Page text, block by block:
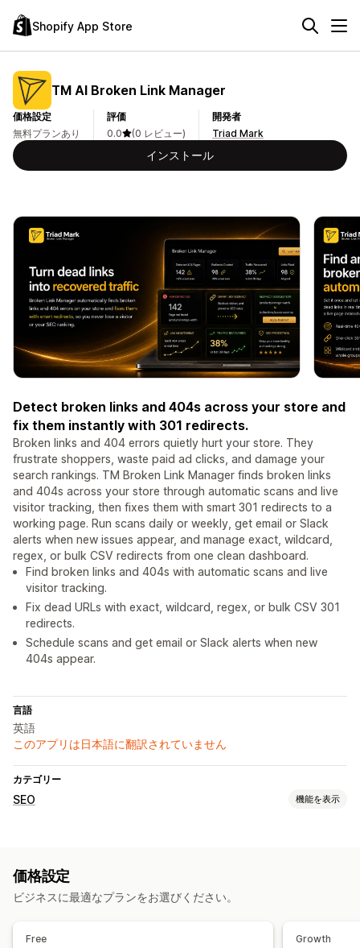
Shopify App Store
TM AI Broken Link Manager
価格設定
無料プランあり
評価
0.0
(0 レビュー)
開発者
Triad Mark
インストール
Detect broken links and 404s across your store and
fix them instantly with 301 redirects.
Broken links and 404 errors quietly hurt your store. They
frustrate shoppers, waste paid ad clicks, and damage your
search rankings. TM Broken Link Manager finds broken links
and 404s across your store through automatic scans and live
visitor tracking, then fixes them with smart 301 redirects to a
working page. Run scans daily or weekly, get email or Slack
alerts when new issues appear, and manage exact, wildcard,
regex, or bulk CSV redirects from one clean dashboard.
Find broken links and 404s with automatic scans and live
visitor tracking.
Fix dead URLs with exact, wildcard, regex, or bulk CSV 301
redirects.
Schedule scans and get email or Slack alerts when new
404s appear.
言語
英語
このアプリは日本語に翻訳されていません
カテゴリー
SEO 機能を表示
価格設定
ビジネスに最適なプランをお選びください。
Free Growth